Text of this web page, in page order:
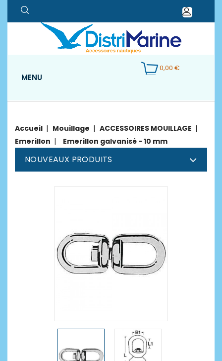
0,00 €
MENU
Accueil Mouillage
ACCESSOIRES MOUILLAGE
Emerillon
Emerillon galvanisé - 10 mm
NOUVEAUX PRODUITS